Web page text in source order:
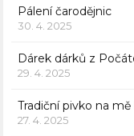
Pálení čarodějnic
30. 4. 2025
Dárek dárků z
29. 4. 2025
Tradiční pivko na
27. 4. 2025